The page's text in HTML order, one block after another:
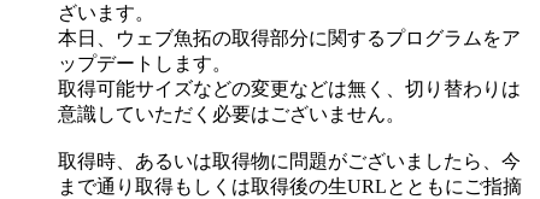
ざいます。
本日、ウェブ魚拓の取得部分に関するプログラムをア
ップデートします。
取得可能サイズなどの変更などは無く、切り替わりは
意識していただく必要はございません。
取得時、あるいは取得物に問題がございましたら、今
まで通り取得もしくは取得後の生URLとともにご指摘